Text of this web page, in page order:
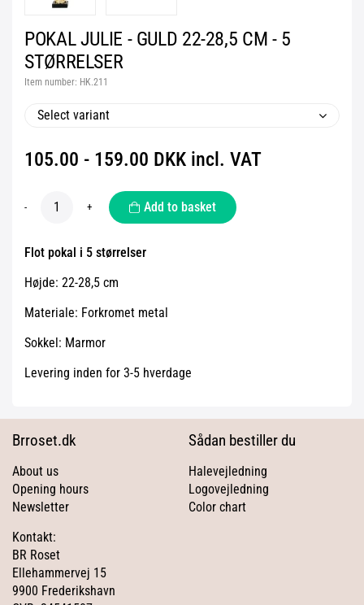
POKAL JULIE - GULD 22-28,5 CM - 5
STØRRELSER
Item number: HK.211
Select variant
105.00 - 159.00 DKK incl. VAT
- + Add to basket
Flot pokal i 5 størrelser
Højde: 22-28,5 cm
Materiale: Forkromet metal
Sokkel: Marmor
Levering inden for 3-5 hverdage
Brroset.dk
About us
Opening hours
Newsletter
Kontakt:
BR Roset
Ellehammervej 15
9900 Frederikshavn
Sådan bestiller du
Halevejledning
Logovejledning
Color chart